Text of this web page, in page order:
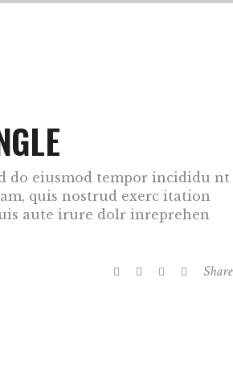
do eiusmod tempor incididu nt
quis nostrud exerc itation
aute irure dolr inreprehen
Share